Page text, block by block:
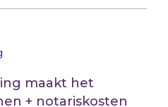
maakt het
+ notariskosten